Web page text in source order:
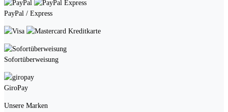
PayPal / Express
Kreditkarte
Sofortüberweisung
GiroPay
Unsere Marken